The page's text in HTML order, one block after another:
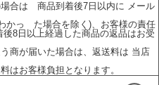
合は 商品到着後7日以内に メール
かっ た場合を除く)、お客様の責任
8日以上経過した商品の返品はお受
商が届いた場合は、返送料は 当店
はお客様負担となります。